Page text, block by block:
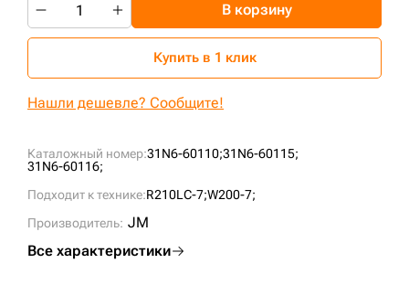
Каталожный номер:31N6-60110;31N6-60115;
31N6-60116;
Подходит к технике:R210LC-7;W200-7;
Производитель: JM
Все характеристики
В корзину
Купить в 1 клик
Нашли дешевле? Сообщите!